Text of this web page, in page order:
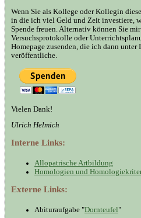
Wenn Sie als Kollege oder Kollegin
in die ich viel Geld und Zeit investiere,
Spende freuen. Alternativ können Sie
Versuchsprotokolle oder
Homepage zusenden, die ich dann unter
veröffentliche.
Vielen Dank!
Ulrich Helmich
Interne Links:
Allopatrische Artbildung
Homologien und
Externe Links:
Abituraufgabe "Dornteufel"